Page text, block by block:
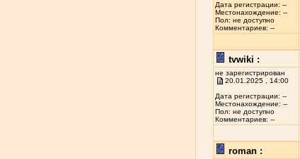
Дата регистрации: --
Местонахождение: --
Пол: не доступно
Комментариев: --
tvwiki :
не зарегистрирован
20.01.2025 , 14:00
Дата регистрации: --
Местонахождение: --
Пол: не доступно
Комментариев: --
roman :